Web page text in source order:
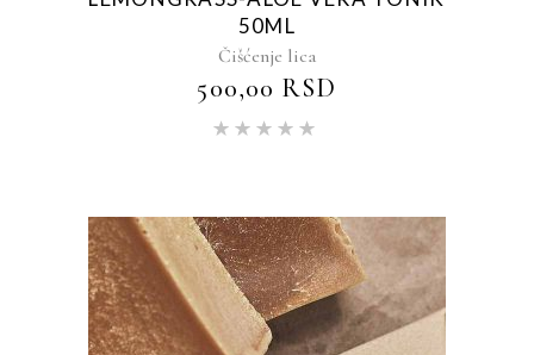
50ML
Čišćenje lica
500,00 RSD